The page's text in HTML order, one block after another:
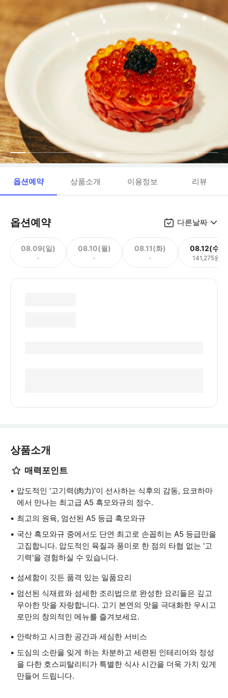
옵션예약 상품소개 이용정보 리뷰
옵션예약 다른날짜
08.09(일)
-
08.10(월)
-
08.11(화)
-
08.12(수)
141,275원
상품소개
매력포인트
압도적인 '고기력(肉力)'이 선사하는 식후의 감동, 요코하마
에서 만나는 최고급 A5 흑모와규의 정수.
최고의 원육, 엄선된 A5 등급 흑모와규
국산 흑모와규 중에서도 단연 최고로 손꼽히는 A5 등급만을
고집합니다. 압도적인 육질과 풍미로 한 점의 타협 없는 '고
기력'을 경험하실 수 있습니다.
섬세함이 깃든 품격 있는 일품요리
엄선된 식재료와 섬세한 조리법으로 완성한 요리들은 깊고
우아한 맛을 자랑합니다. 고기 본연의 맛을 극대화한 우시고
로만의 창의적인 메뉴를 즐겨보세요.
안락하고 시크한 공간과 세심한 서비스
도심의 소란을 잊게 하는 차분하고 세련된 인테리어와 정성
을 다한 호스피탈리티가 특별한 식사 시간을 더욱 가치 있게
만들어 드립니다.